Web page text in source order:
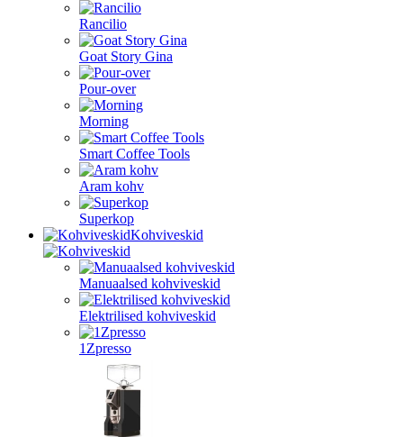
Rancilio
Goat Story Gina
Pour-over
Morning
Smart Coffee Tools
Aram kohv
Superkop
Kohviveskid
Manuaalsed kohviveskid
Elektrilised kohviveskid
1Zpresso